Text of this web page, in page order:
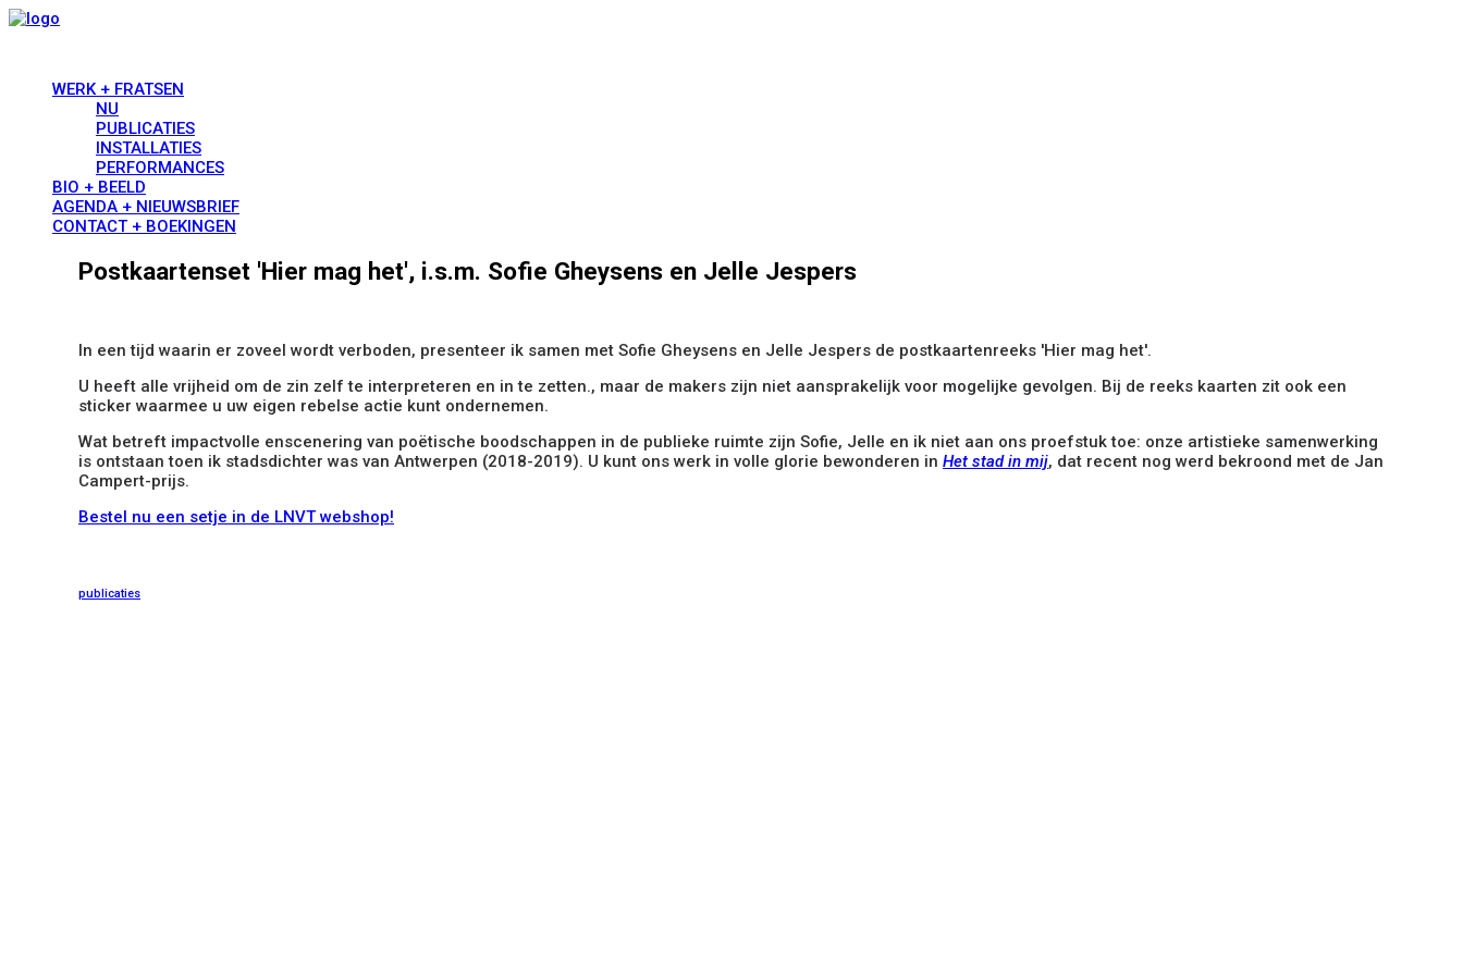
WERK + FRATSEN
NU
PUBLICATIES
INSTALLATIES
PERFORMANCES
BIO + BEELD
AGENDA + NIEUWSBRIEF
CONTACT + BOEKINGEN
Postkaartenset 'Hier mag het', i.s.m. Sofie Gheysens en Jelle Jespers
In een tijd waarin er zoveel wordt verboden, presenteer ik samen met Sofie Gheysens en Jelle Jespers de postkaartenreeks 'Hier mag het'.
U heeft alle vrijheid om de zin zelf te interpreteren en in te zetten., maar de makers zijn niet aansprakelijk voor mogelijke gevolgen. Bij de reeks kaarten zit ook een
sticker waarmee u uw eigen rebelse actie kunt ondernemen.
Wat betreft impactvolle enscenering van poëtische boodschappen in de publieke ruimte zijn Sofie, Jelle en ik niet aan ons proefstuk toe: onze artistieke samenwerking
is ontstaan toen ik stadsdichter was van Antwerpen (2018-2019). U kunt ons werk in volle glorie bewonderen in Het stad in mij, dat recent nog werd bekroond met de Jan
Campert-prijs.
Bestel nu een setje in de LNVT webshop!
publicaties